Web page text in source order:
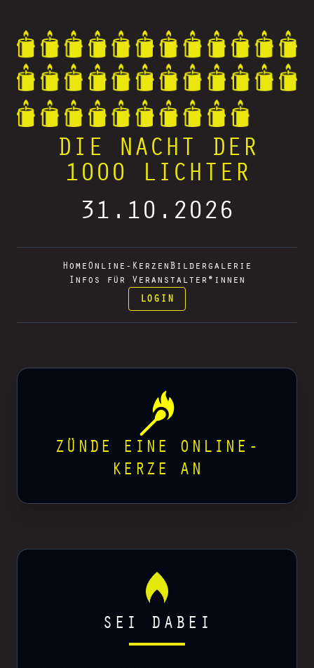
DIE NACHT DER
1000 LICHTER
31.10.2026
Home Online-Kerzen Bildergalerie
Infos für Veranstalter*innen
LOGIN
ZÜNDE EINE ONLINE-
KERZE AN
SEI DABEI